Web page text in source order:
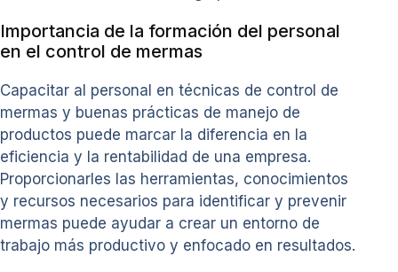
Importancia de la formación del personal
en el control de mermas
Capacitar al personal en técnicas de control de
mermas y buenas prácticas de manejo de
productos puede marcar la diferencia en la
eficiencia y la rentabilidad de una empresa.
Proporcionarles las herramientas, conocimientos
y recursos necesarios para identificar y prevenir
mermas puede ayudar a crear un entorno de
trabajo más productivo y enfocado en resultados.